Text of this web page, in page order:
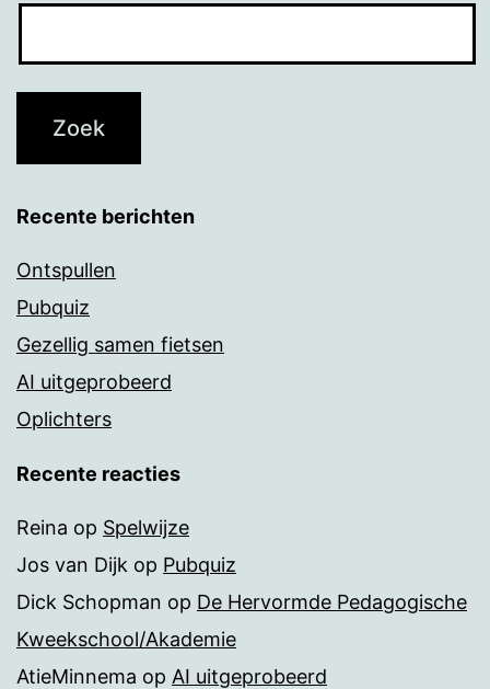
Recente berichten
Ontspullen
Pubquiz
Gezellig samen fietsen
AI uitgeprobeerd
Oplichters
Recente reacties
Reina op Spelwijze
Jos van Dijk op Pubquiz
Dick Schopman op De Hervormde Pedagogische
Kweekschool/Akademie
AtieMinnema op AI uitgeprobeerd